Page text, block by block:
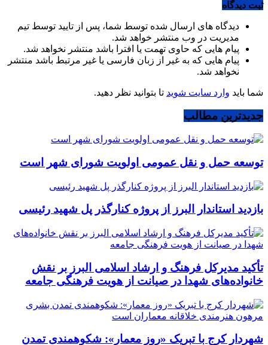
ثبت دیدگاه
دیدگاه های ارسال شده توسط شما، پس از تایید توسط تیم
مدیریت در وب منتشر خواهد شد.
پیام هایی که حاوی تهمت یا افترا باشد منتشر نخواهد شد.
پیام هایی که به غیر از زبان فارسی یا غیر مرتبط باشد منتشر
نخواهد شد.
شما باید وارد سایت شوید تا بتوانید نظر دهید.
جدیدترین مطالب
توسعه حمل و نقل عمومی اولویت شورای شهر است
بازدید استاندار البرز از پروژه کنارگذر پل شهید رئیسی
تأکید مدیرکل فرهنگ و ارشاد اسلامی البرز بر نقش
خانواده‌های شهدا در صیانت از هویت فرهنگی جامعه
شهردار کرج با تبریک «روز معمار»: شکوهمندی تمدن